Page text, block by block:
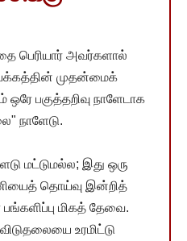
பெரியார் அவர்களால்
முதன்மைக்
ஒரே பகுத்தறிவு நாளேடாக
நாளேடு.
மட்டுமல்ல; இது ஒரு
தொய்வு இன்றித்
மிகத் தேவை.
உரமிட்டு